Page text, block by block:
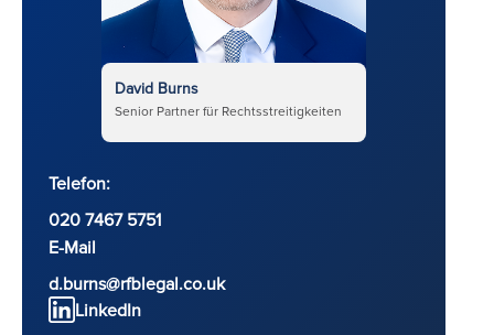
David Burns
Senior Partner für Rechtsstreitigkeiten
Telefon:
020 7467 5751
E-Mail
d.burns@rfblegal.co.uk
LinkedIn